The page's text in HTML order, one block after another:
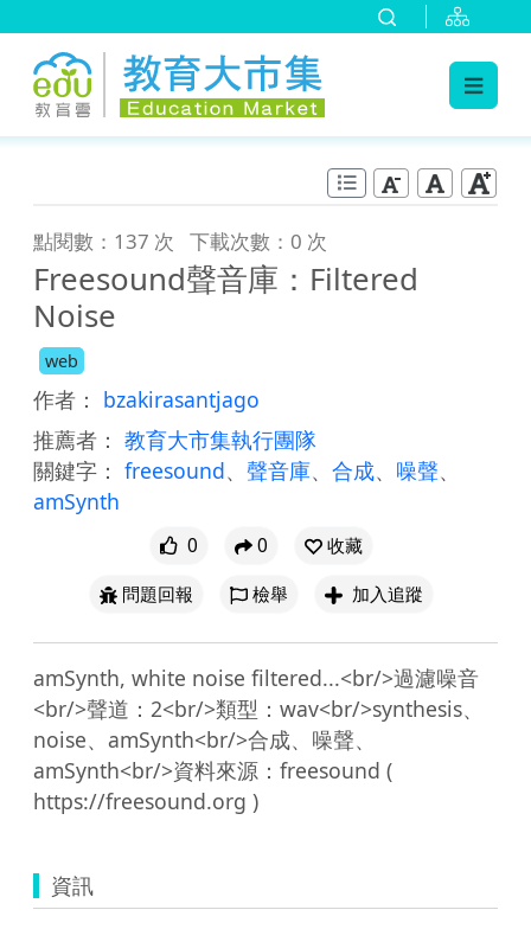
點閱數：137 次 下載次數：0 次
Freesound聲音庫：Filtered
Noise
web
作者： bzakirasantjago
推薦者： 教育大市集執行團隊
關鍵字： freesound、 聲音庫、 合成、 噪聲、
amSynth
0 0
收藏
問題回報
檢舉 加入追蹤
amSynth, white noise filtered...<br/>過濾噪音
<br/>聲道：2<br/>類型：wav<br/>synthesis、
noise、amSynth<br/>合成、噪聲、
amSynth<br/>資料來源：freesound (
資訊